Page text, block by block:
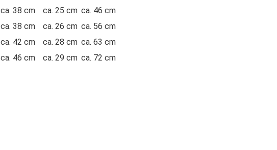
ca. 38 cm ca. 25 cm ca. 46 cm
ca. 38 cm ca. 26 cm ca. 56 cm
ca. 42 cm ca. 28 cm ca. 63 cm
ca. 46 cm ca. 29 cm ca. 72 cm